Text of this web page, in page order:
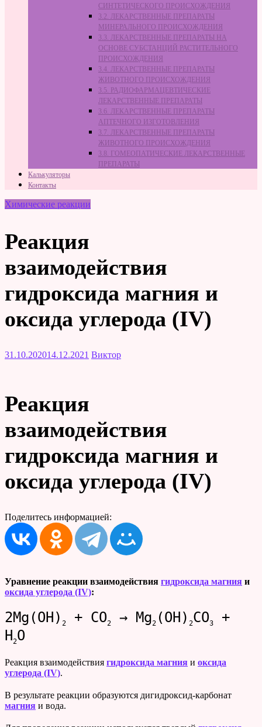
СИНТЕТИЧЕСКОГО ПРОИСХОЖДЕНИЯ
3.2. ЛЕКАРСТВЕННЫЕ ПРЕПАРАТЫ
МИНЕРАЛЬНОГО ПРОИСХОЖДЕНИЯ
3.3. ЛЕКАРСТВЕННЫЕ ПРЕПАРАТЫ НА
ОСНОВЕ СУБСТАНЦИЙ РАСТИТЕЛЬНОГО
ПРОИСХОЖДЕНИЯ
3.4. ЛЕКАРСТВЕННЫЕ ПРЕПАРАТЫ
ЖИВОТНОГО ПРОИСХОЖДЕНИЯ
3.5. РАДИОФАРМАЦЕВТИЧЕСКИЕ
ЛЕКАРСТВЕННЫЕ ПРЕПАРАТЫ
3.6. ЛЕКАРСТВЕННЫЕ ПРЕПАРАТЫ
АПТЕЧНОГО ИЗГОТОВЛЕНИЯ
3.7. ЛЕКАРСТВЕННЫЕ ПРЕПАРАТЫ
ЖИВОТНОГО ПРОИСХОЖДЕНИЯ
3.8. ГОМЕОПАТИЧЕСКИЕ ЛЕКАРСТВЕННЫЕ
ПРЕПАРАТЫ
Калькуляторы
Контакты
Химические реакции
Реакция
взаимодействия
гидроксида магния и
оксида углерода (IV)
31.10.202014.12.2021 Виктор
Реакция
взаимодействия
гидроксида магния и
оксида углерода (IV)
Поделитесь информацией:
Уравнение реакции взаимодействия гидроксида магния и
оксида углерода (IV):
2Mg(OH) 2 + CO2 → Mg2 (OH) 2CO3
+
H 2O
Реакция взаимодействия гидроксида магния и оксида
углерода (IV).
В результате реакции образуются дигидроксид-карбонат
магния и вода.